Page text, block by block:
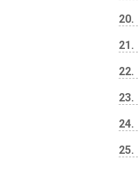
20
21
22
23
24
25